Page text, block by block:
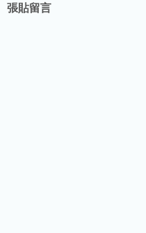
張貼留言